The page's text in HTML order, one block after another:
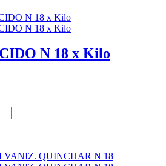
N 18 x Kilo